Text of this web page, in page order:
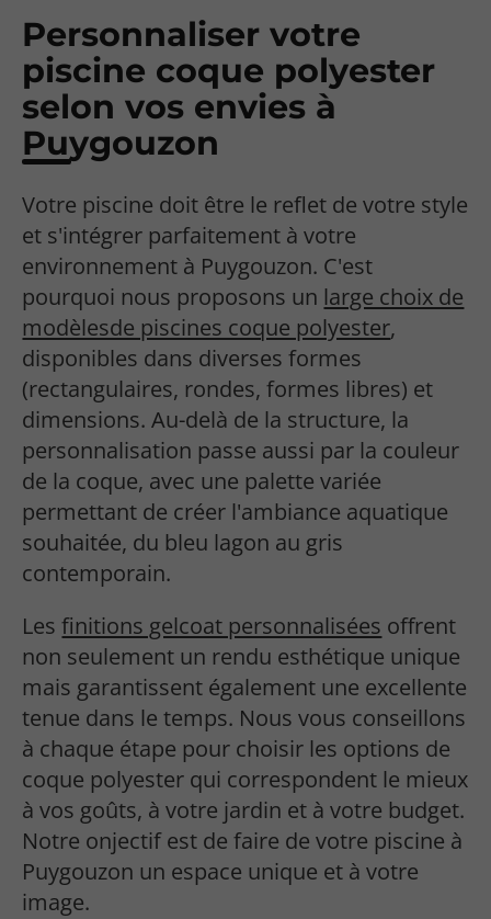
Personnaliser votre
piscine coque polyester
selon vos envies à
Puygouzon
Votre piscine doit être le reflet de votre style
et s'intégrer parfaitement à votre
environnement à Puygouzon. C'est
pourquoi nous proposons un large choix de
modèlesde piscines coque polyester,
disponibles dans diverses formes
(rectangulaires, rondes, formes libres) et
dimensions. Au-delà de la structure, la
personnalisation passe aussi par la couleur
de la coque, avec une palette variée
permettant de créer l'ambiance aquatique
souhaitée, du bleu lagon au gris
contemporain.
Lesfinitions gelcoat personnalisées offrent
non seulement un rendu esthétique unique
mais garantissent également une excellente
tenue dans le temps. Nous vous conseillons
à chaque étape pour choisir les options de
coque polyester qui correspondent le mieux
à vos goûts, à votre jardin et à votre budget.
Notre onjectif est de faire de votre piscine à
Puygouzon un espace unique et à votre
image.